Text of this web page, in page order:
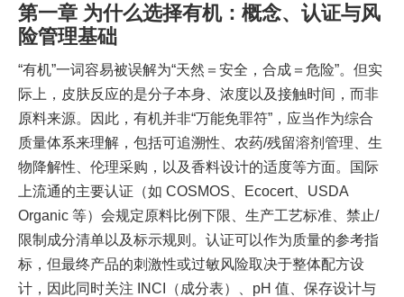
第一章 为什么选择有机：概念、认证与风
险管理基础
“有机”一词容易被误解为“天然＝安全，合成＝危险”。但实
际上，皮肤反应的是分子本身、浓度以及接触时间，而非
原料来源。因此，有机并非“万能免罪符”，应当作为综合
质量体系来理解，包括可追溯性、农药/残留溶剂管理、生
物降解性、伦理采购，以及香料设计的适度等方面。国际
上流通的主要认证（如 COSMOS、Ecocert、USDA
Organic 等）会规定原料比例下限、生产工艺标准、禁止/
限制成分清单以及标示规则。认证可以作为质量的参考指
标，但最终产品的刺激性或过敏风险取决于整体配方设
计，因此同时关注 INCI（成分表）、pH 值、保存设计与